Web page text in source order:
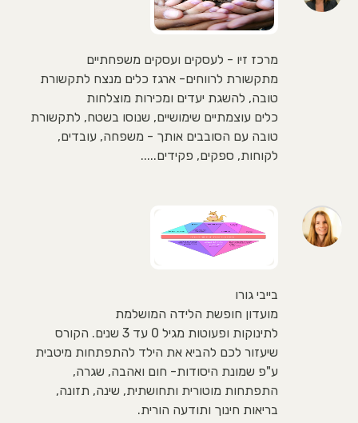
מרכז זיו - לעסקים ועסקים משפחתיים
מתקשורת לרווחים- ארגז כלים מנצח לתקשורת
טובה, להשגת יעדים ומכירות מוצלחות
כלים עוצמתיים שימושיים, שנוסו בשטח, לתקשורת
טובה עם הסובבים אותך - משפחה, עובדים,
לקוחות, ספקים, פקידים.....
בייבי גורו
מועדון חופשת הלידה המושלמת
לתינוקות ופעוטות מגיל 0 עד 3 שנים. הקורס
שיעזור לכם להביא את הילד להתפתחות מיטבית
ע"פ שמונת היסודות- חום ואהבה, שגרה,
התפתחות מוטורית ותחושתית, שינה, תזונה,
בריאות חינוך ותודעה הורית.